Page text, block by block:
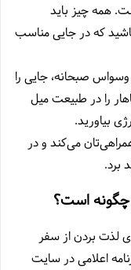
همه چیز باید
که در جایی مناسب
وسواس صبحانه،‌ جایی را
را در طبیعت میل
بیاورید.
می‌کند و در
برد.
چگونه است؟
لذت بردن از سفر
اعلامی در سایت